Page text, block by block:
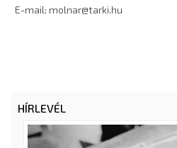
E-mail: molnar@tarki.hu
HÍRLEVÉL